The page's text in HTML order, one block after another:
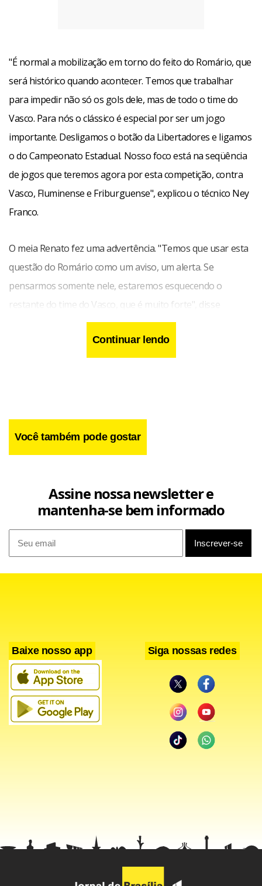
"É normal a mobilização em torno do feito do Romário, que
será histórico quando acontecer. Temos que trabalhar
para impedir não só os gols dele, mas de todo o time do
Vasco. Para nós o clássico é especial por ser um jogo
importante. Desligamos o botão da Libertadores e ligamos
o do Campeonato Estadual. Nosso foco está na seqüência
de jogos que teremos agora por esta competição, contra
Vasco, Fluminense e Friburguense", explicou o técnico Ney
Franco.
O meia Renato fez uma advertência. "Temos que usar esta
questão do Romário como um aviso, um alerta. Se
pensarmos somente nele, estaremos esquecendo o
restante do time do Vasco, que é muito forte", disse
Renato e Juninho Paulista; Roni e Souza. Após o
treinamento deste sábado começou o período de
concentração para o clássico. Com apenas três pontos
ganhos no Grupo A, o Flamengo precisa vencer para se
manter com boas chances de classificação.
Continuar lendo
Você também pode gostar
Assine nossa newsletter e
mantenha-se bem informado
Baixe nosso app Siga nossas redes